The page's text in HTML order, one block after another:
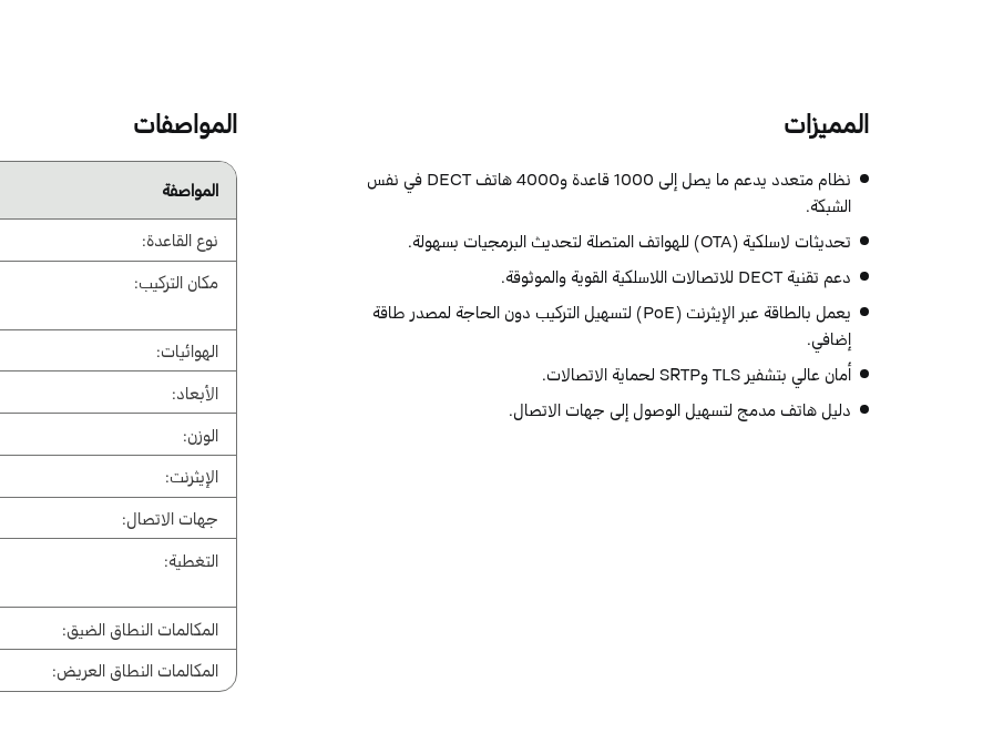
المميزات
نظام متعدد يدعم ما يصل إلى 1000 قاعدة و4000 هاتف DECT في نفس
الشبكة.
تحديثات لاسلكية (OTA) للهواتف المتصلة لتحديث البرمجيات بسهولة.
دعم تقنية DECT للاتصالات اللاسلكية القوية والموثوقة.
يعمل بالطاقة عبر الإيثرنت (PoE) لتسهيل التركيب دون الحاجة لمصدر طاقة
إضافي.
أمان عالي بتشفير TLS وSRTP لحماية الاتصالات.
دليل هاتف مدمج لتسهيل الوصول إلى جهات الاتصال.
المواصفات
المواصفة
نوع القاعدة:
مكان التركيب:
الهوائيات:
الأبعاد:
الوزن:
الإيثرنت:
جهات الاتصال:
التغطية:
المكالمات النطاق الضيق:
المكالمات النطاق العريض: